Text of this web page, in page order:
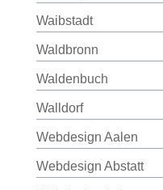
Waibstadt
Waldbronn
Waldenbuch
Walldorf
Webdesign Aalen
Webdesign Abstatt